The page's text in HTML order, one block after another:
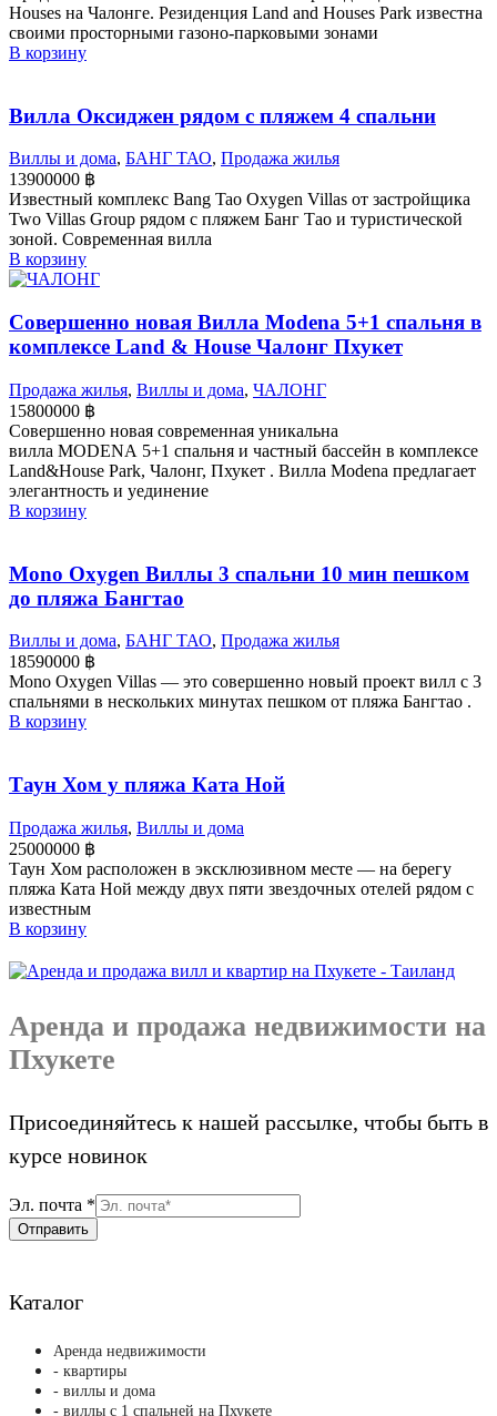
Houses на Чалонге. Резиденция Land and Houses Park известна
своими просторными газоно-парковыми зонами
В корзину
Вилла Оксиджен рядом с пляжем 4 спальни
Виллы и дома, БАНГ ТАО, Продажа жилья
13900000 ฿
Известный комплекс Bang Tao Oxygen Villas от застройщика
Two Villas Group рядом с пляжем Банг Тао и туристической
зоной. Современная вилла
В корзину
Совершенно новая Вилла Modena 5+1 спальня в
комплексе Land & House Чалонг Пхукет
Продажа жилья, Виллы и дома, ЧАЛОНГ
15800000 ฿
Совершенно новая современная уникальна
вилла MODENA 5+1 спальня и частный бассейн в комплексе
Land&House Park, Чалонг, Пхукет . Вилла Modena предлагает
элегантность и уединение
В корзину
Mono Oxygen Виллы 3 спальни 10 мин пешком
до пляжа Бангтао
Виллы и дома, БАНГ ТАО, Продажа жилья
18590000 ฿
Mono Oxygen Villas — это совершенно новый проект вилл с 3
спальнями в нескольких минутах пешком от пляжа Бангтао .
В корзину
Таун Хом у пляжа Ката Ной
Продажа жилья, Виллы и дома
25000000 ฿
Таун Хом расположен в эксклюзивном месте — на берегу
пляжа Ката Ной между двух пяти звездочных отелей рядом с
известным
В корзину
Аренда и продажа недвижимости на
Пхукете
Присоединяйтесь к нашей рассылке, чтобы быть в
курсе новинок
почта
Эл.
Эл. почта *
Отправить
Каталог
Аренда недвижимости
- квартиры
- виллы и дома
- виллы с 1 спальней на Пхукете